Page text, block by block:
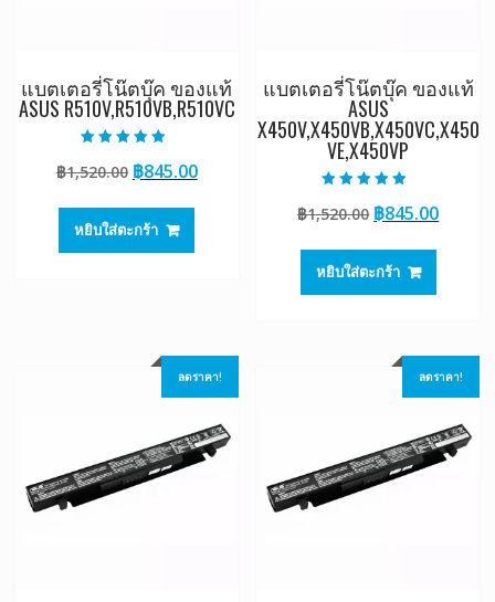
แบตเตอรี่โน๊ตบุ๊ค ของแท้
ASUS R510V,R510VB,R510VC
5.00
ตั้งแต่ 1-5
฿1,520.00 Original
was:
฿1,520.00.
฿845.00Current
หยิบใส่ตะกร้า
แบตเตอรี่โน๊ตบุ๊ค ของแท้
ASUS
X450V,X450VB,X450VC,X450
VE,X450VP
5.00
ตั้งแต่ 1-5
฿1,520.00 Original
was:
฿1,520.00.
฿845.00
หยิบใส่ตะกร้า
ลดราคา! ลดราคา!